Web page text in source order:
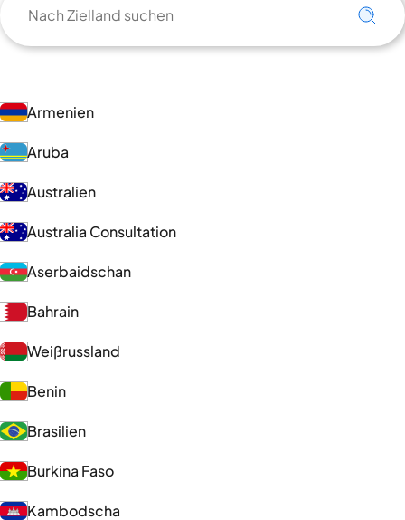
Armenien
Aruba
Australien
Australia Consultation
Aserbaidschan
Bahrain
Weißrussland
Benin
Brasilien
Burkina Faso
Kambodscha